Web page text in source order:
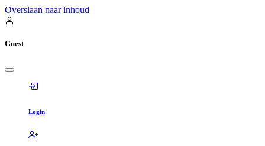
Overslaan naar inhoud
Guest
Login